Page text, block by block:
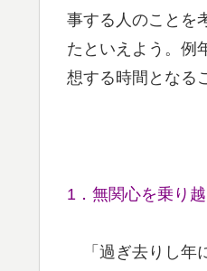
事する人のことを
たといえよう。例
想する時間となる
1．無関心を乗り
「過ぎ去りし年